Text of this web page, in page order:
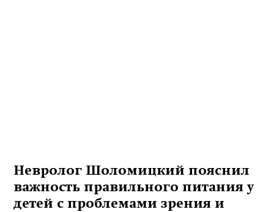
Невролог Шоломицкий пояснил
важность правильного питания у
детей с проблемами зрения и